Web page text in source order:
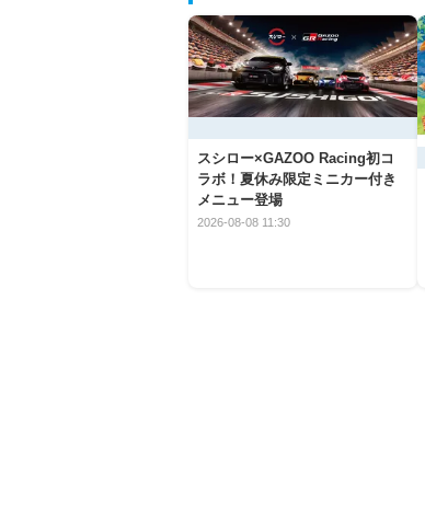
スシロー×GAZOO Racing初コ
ラボ！夏休み限定ミニカー付き
メニュー登場
2026-08-08 11:30